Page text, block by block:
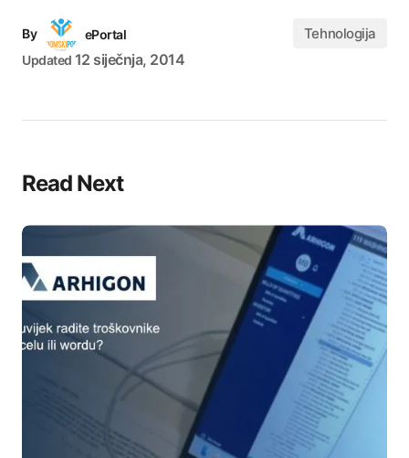
By
ePortal
Updated 12 siječnja, 2014
Tehnologija
Read Next